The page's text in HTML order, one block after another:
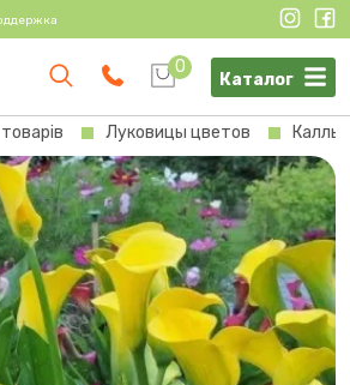
0
Каталог
Луковицы цветов Каллы